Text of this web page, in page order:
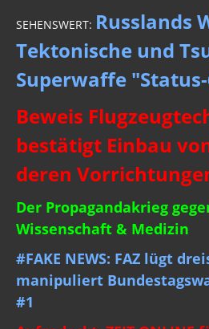
SEHENSWERT: Russlands
Tektonische und
Superwaffe
Beweis
bestätigt Einbau
deren
Der Propagandakrieg
Wissenschaft & Medizin
#FAKE NEWS: FAZ lügt
manipuliert
#1